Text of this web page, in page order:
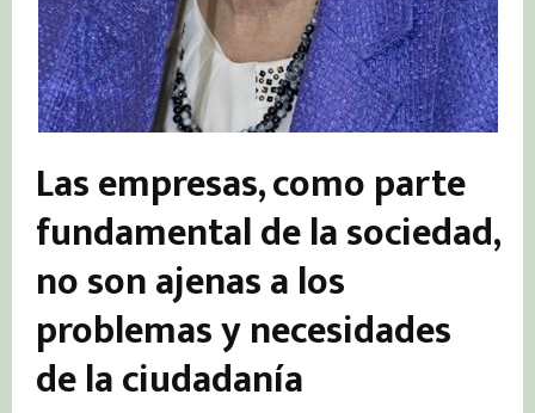
Las empresas, como parte
fundamental de la sociedad,
no son ajenas a los
problemas y necesidades
de la ciudadanía